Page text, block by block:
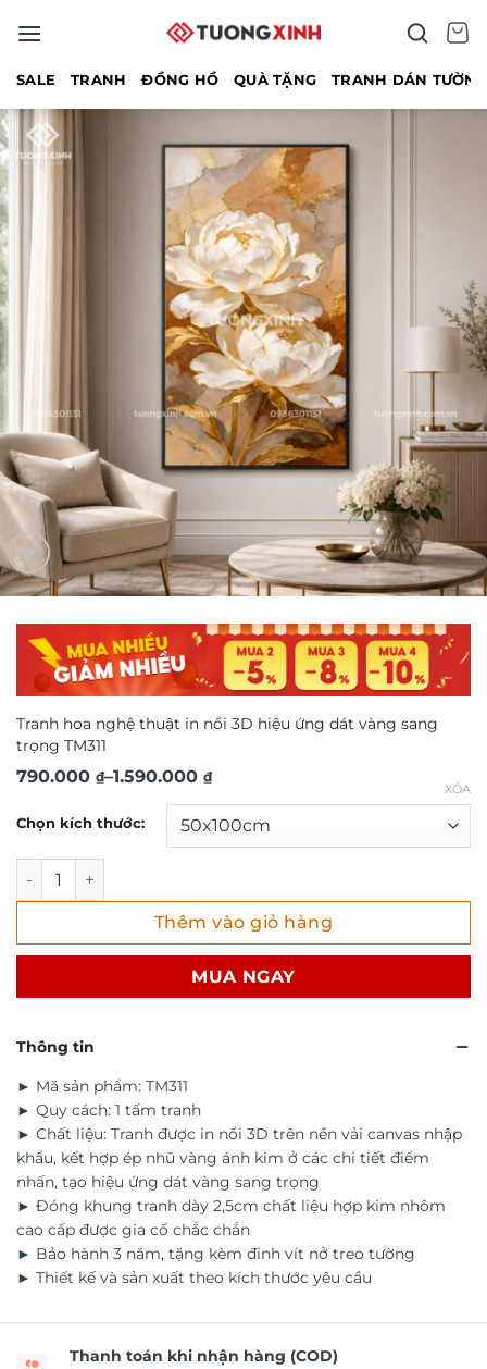
qua
SALE TRANH ĐỒNG HỒ QUÀ TẶNG TRANH DÁN
Tranh hoa nghệ thuật in nổi 3D hiệu ứng dát vàng sang
trọng TM311
790.000 ₫–1.590.000 ₫
Khoảng
790.000 ₫
đến
1.590.000 ₫
Chọn kích thước:
XÓA
Tranh hoa nghệ thuật in nổi 3D hiệu ứng dát vàng sang
Thêm vào giỏ hàng
MUA NGAY
Thông tin
► Mã sản phẩm: TM311
► Quy cách: 1 tấm tranh
► Chất liệu: Tranh được in nổi 3D trên nền vải canvas nhập
khẩu, kết hợp ép nhũ vàng ánh kim ở các chi tiết điểm
nhấn, tạo hiệu ứng dát vàng sang trọng
► Đóng khung tranh dày 2,5cm chất liệu hợp kim nhôm
cao cấp được gia cố chắc chắn
► Bảo hành 3 năm, tặng kèm đinh vít nở treo tường
► Thiết kế và sản xuất theo kích thước yêu cầu
Thanh toán khi nhận hàng (COD)